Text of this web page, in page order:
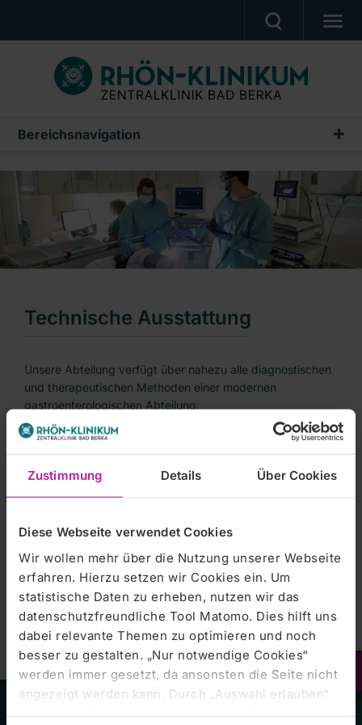
Zustimmung Details Über Cookies
Diese Webseite verwendet Cookies
Wir wollen mehr über die Nutzung unserer Webseite
erfahren. Hierzu setzen wir Cookies ein. Um
statistische Daten zu erheben, nutzen wir das
datenschutzfreundliche Tool Matomo. Dies hilft uns
dabei relevante Themen zu optimieren und noch
besser zu gestalten. „Nur notwendige Cookies“
werden immer gesetzt, da ansonsten die Seite nicht
angezeigt werden kann. Durch „Auswahl erlauben“
bestätigen Sie entsprechend ausgewählte
UNSERE KLINIK
PATIENTEN & ANGEHÖRIGE
PRESSE, VERANSTALTUNGEN, FILME
Ein Unternehmen der RHÖN-KLINIKUM AG
Bereichsnavigation
Klinik für Innere Medizin/Gastroenterologie und
Unsere Mitarbeiter & Kontakte
Leistungsspektrum
Technische Ausstattung
Unsere Abteilung verfügt über nahezu alle diagnostischen
und therapeutischen Methoden einer modernen
gastroenterologischen Abteilung:
Funktionsdiagnostik